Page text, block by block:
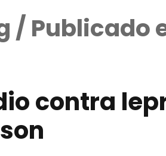
/ Publicado
contra